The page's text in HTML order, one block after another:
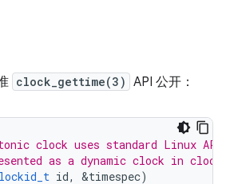
clock_gettime(3) API 公开：
clock uses standard Linux
as a dynamic clock in
id, &timespec)